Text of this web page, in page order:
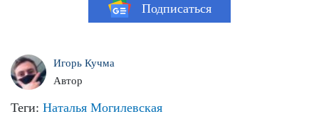
Подписаться
Игорь Кучма
Автор
Теги: Наталья Могилевская